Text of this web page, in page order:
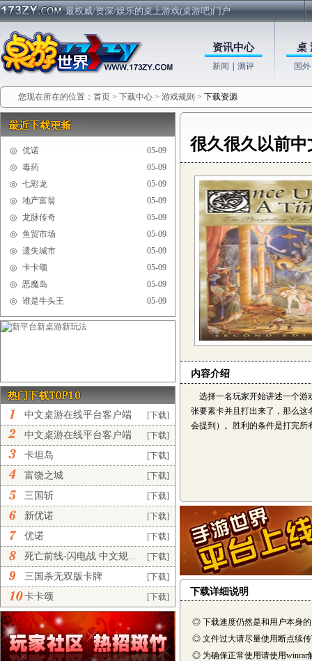
最权威/资深/娱乐的桌上游戏(桌游吧)门户
资讯中心
新闻 测评
桌
国外
您现在所在的位置： 首页 > 下载中心 > 游戏规则 > 下载资源
05-09
◎ 优诺
05-09
◎ 毒药
05-09
◎ 七彩龙
05-09
◎ 地产富翁
05-09
◎ 龙脉传奇
05-09
◎ 鱼贸市场
05-09
◎ 遗失城市
05-09
◎ 卡卡颂
05-09
◎ 恶魔岛
05-09
◎ 谁是牛头王
[下载]
中文桌游在线平台客户端
完... [下载]
中文桌游在线平台客户端
正... [下载]
卡坦岛
[下载]
富饶之城
[下载]
三国斩
[下载]
新优诺
[下载]
优诺
[下载]
死亡前线-闪电战 中文规...
[下载]
三国杀无双版卡牌
[下载]
卡卡颂
很久很久以前中
内容介绍
选择一名玩家开始讲述一个游
张要素卡并且打出来了，那么这
会提到）。胜利的条件是打完所
下载详细说明
◎ 下载速度仍然是和用户本身
◎ 文件过大请尽量使用断点续
◎ 为确保正常使用请使用winrar